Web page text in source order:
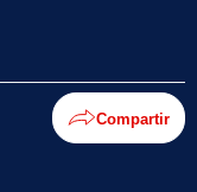
Compartir